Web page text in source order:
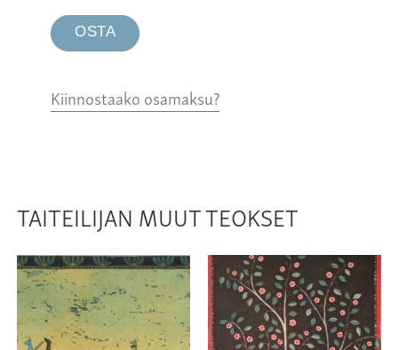
OSTA
Kiinnostaako osamaksu?
TAITEILIJAN MUUT TEOKSET